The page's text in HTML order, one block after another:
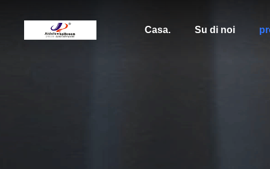
Casa. Su di noi